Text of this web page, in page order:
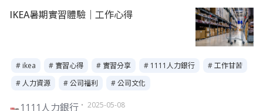
IKEA暑期實習體驗｜工作心得
# ikea # 實習心得 # 實習分享 # 1111人力銀行
# 工作甘苦
# 人力資源
# 公司福利 # 公司文化
1111人力銀行 ・ 2025-05-08